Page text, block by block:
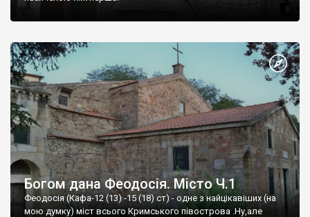
Богом дана Феодосія. Місто Ч.1
Феодосія (Кафа-12 (13) -15 (18) ст) - одне з найцікавіших (на
мою думку) міст всього Кримського півострова .Ну,але